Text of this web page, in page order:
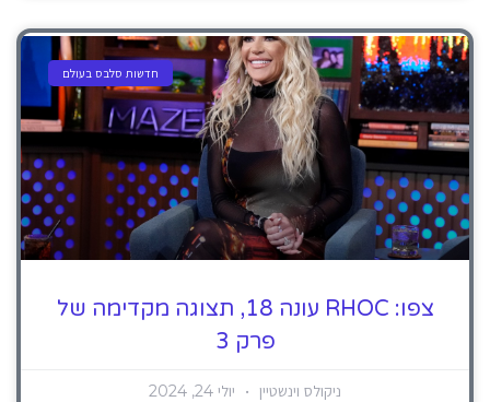
חדשות סלבס בעולם
צפו: RHOC עונה 18, תצוגה מקדימה של
פרק 3
ניקולס וינשטיין יולי 24, 2024